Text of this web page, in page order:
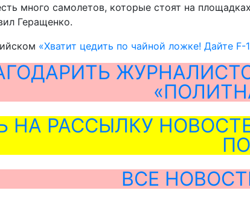
много самолетов, которые стоят на
Геращенко.
«Хватит цедить по чайной ложке! Дайте
НА РАССЫЛКУ
ВСЕ